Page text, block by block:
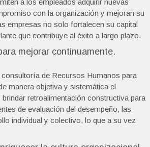
a los empleados adquirir nuevas
con la organización y mejoran su
empresas no solo fortalecen su capital
que contribuye al éxito a largo plazo.
mejorar continuamente.
de Recursos Humanos para
manera objetiva y sistemática el
retroalimentación constructiva para
de evaluación del desempeño, las
individual y colectivo, lo que a su vez